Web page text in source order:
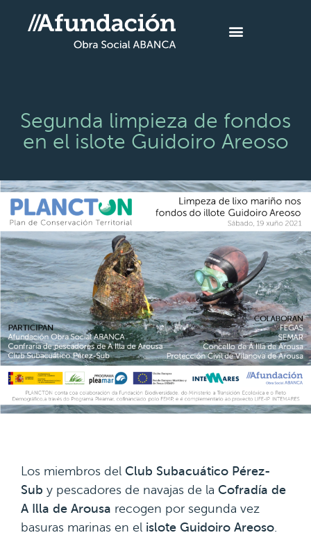
Segunda limpieza de fondos
en el islote Guidoiro Areoso
Los miembros del Club Subacuático Pérez-
Sub y pescadores de navajas de la Cofradía de
A Illa de Arousa recogen por segunda vez
basuras marinas en el islote Guidoiro Areoso.